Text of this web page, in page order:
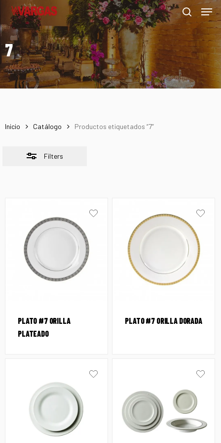
Skip
main
content
search
Menu
7
Inicio Catálogo Productos etiquetados “7”
Filters
Close
Filters
PLATO #7 ORILLA
PLATEADO
PLATO #7 ORILLA DORADA
Menu